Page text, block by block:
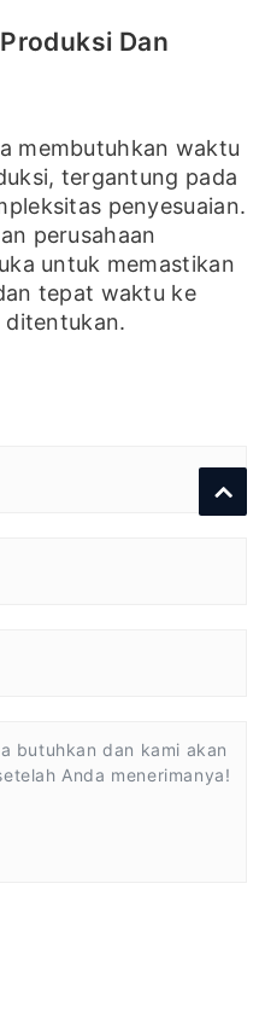
Dan
membutuhkan waktu
tergantung pada
penyesuaian.
perusahaan
untuk memastikan
tepat waktu ke
ditentukan.